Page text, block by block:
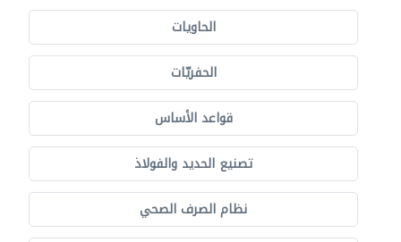
الحاويات
الحفريّات
قواعد الأساس
تصنيع الحديد والفولاذ
نظام الصرف الصحي